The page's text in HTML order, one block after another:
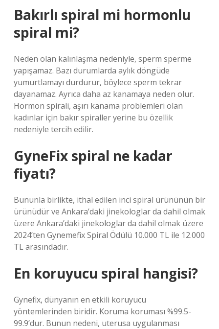
Bakırlı spiral mi hormonlu
spiral mi?
Neden olan kalınlaşma nedeniyle, sperm sperme
yapışamaz. Bazı durumlarda aylık döngüde
yumurtlamayı durdurur, böylece sperm tekrar
dayanamaz. Ayrıca daha az kanamaya neden olur.
Hormon spirali, aşırı kanama problemleri olan
kadınlar için bakır spiraller yerine bu özellik
nedeniyle tercih edilir.
GyneFix spiral ne kadar
fiyatı?
Bununla birlikte, ithal edilen inci spiral ürününün bir
ürünüdür ve Ankara’daki jinekologlar da dahil olmak
üzere Ankara’daki jinekologlar da dahil olmak üzere
2024’ten Gynemefix Spiral Ödülü 10.000 TL ile 12.000
TL arasındadır.
En koruyucu spiral hangisi?
Gynefix, dünyanın en etkili koruyucu
yöntemlerinden biridir. Koruma koruması %99.5-
99.9’dur. Bunun nedeni, uterusa uygulanması